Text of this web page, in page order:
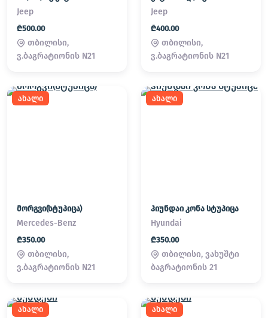
Jeep
₾500.00
თბილისი,
ვ.ბაგრატიონის N21
Jeep
₾400.00
თბილისი,
ვ.ბაგრატიონის N21
ახალი
მორგვი(სტუპიცა)
Mercedes-Benz
₾350.00
თბილისი,
ვ.ბაგრატიონის N21
ახალი
ჰიუნდაი კონა სტუპიცა
Hyundai
₾350.00
თბილისი, ვახუშტი
ბაგრატიონის 21
ახალი ახალი